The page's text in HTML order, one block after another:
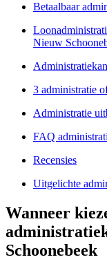
Betaalbaar
Nieuw
3 administratie
Administratie
FAQ
Recensies
Uitgelichte
Wanneer
Schoonebeek